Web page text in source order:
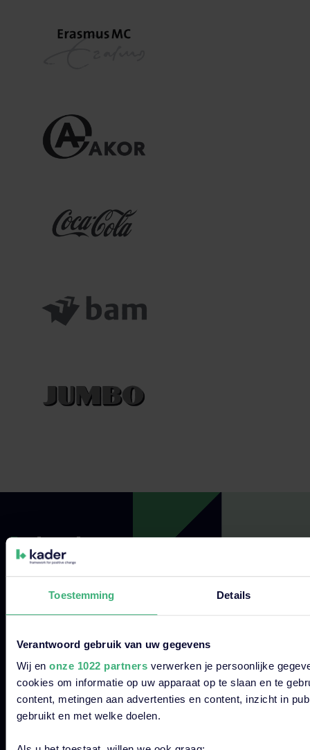
Toestemming Details
Verantwoord gebruik van uw gegevens
Wij en onze 1022 partnersverwerken je persoonlijke
cookies om informatie op uw apparaat op te slaan en te
content, metingen aan advertenties en content, inzicht in
gebruikt en met welke doelen.
Hoofdkantoor
Dijnselburgerlaan
2 3705 LP Zeist
Bekijk alle
locaties
Over
kader
Over kader Onze
certificeringen
Kennisbank
kader
Cases